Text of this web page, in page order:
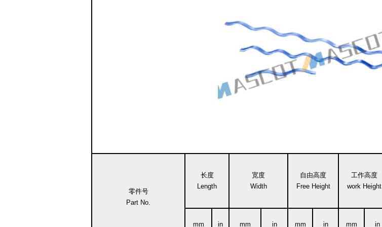
零件号
Part No.
长度
Length
宽度
Width
自由高度
Free Height
工作高度
work Height
mm in mm in mm in mm in